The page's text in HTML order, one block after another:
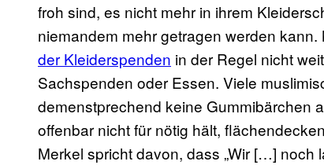
froh sind, es nicht mehr in ihrem
niemandem mehr getragen werden
der Kleiderspenden in der Regel nicht
Sachspenden oder Essen. Viele
demenstprechend keine Gummibärchen
offenbar nicht für nötig hält,
Merkel spricht davon, dass „Wir […] noch